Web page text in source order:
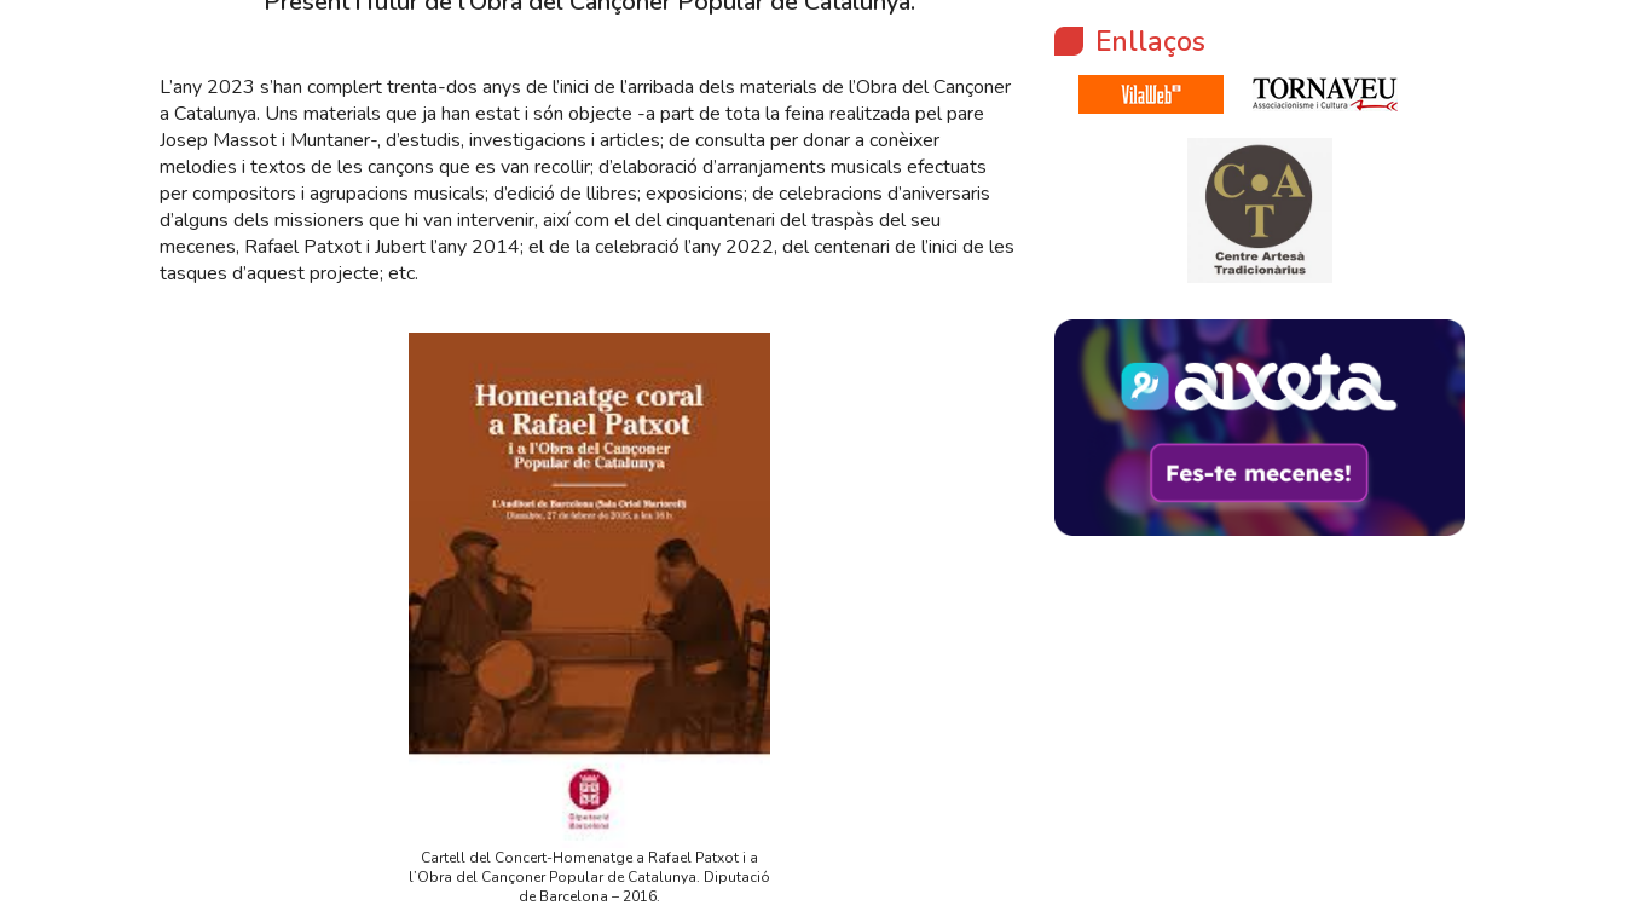
L’any 2023 s’han complert trenta-dos anys de l’inici de l’arribada dels materials de l’Obra del Cançoner
a Catalunya. Uns materials que ja han estat i són objecte -a part de tota la feina realitzada pel pare
Josep Massot i Muntaner-, d’estudis, investigacions i articles; de consulta per donar a conèixer
melodies i textos de les cançons que es van recollir; d’elaboració d’arranjaments musicals efectuats
per compositors i agrupacions musicals; d’edició de llibres; exposicions; de celebracions d’aniversaris
d’alguns dels missioners que hi van intervenir, així com el del cinquantenari del traspàs del seu
mecenes, Rafael Patxot i Jubert l’any 2014; el de la celebració l’any 2022, del centenari de l’inici de les
tasques d’aquest projecte; etc.
Cartell del Concert-Homenatge a Rafael Patxot i a
l’Obra del Cançoner Popular de Catalunya. Diputació
de Barcelona – 2016.
Enllaços